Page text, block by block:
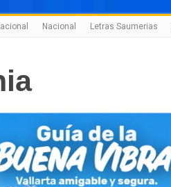
Nacional Letras Saumerias